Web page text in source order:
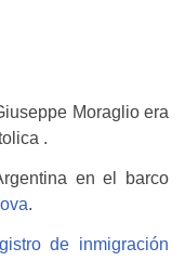
Moraglio era
.
en el barco
.
de inmigración